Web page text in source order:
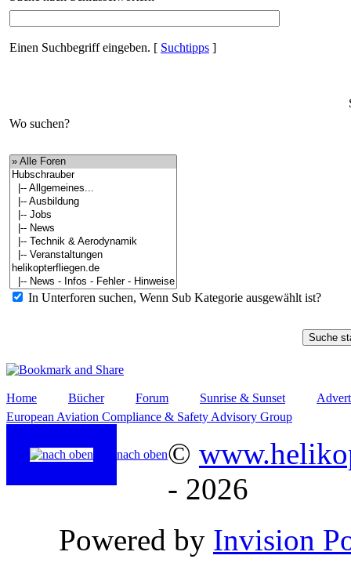
Einen Suchbegriff eingeben. [ Suchtipps ]
Wo suchen?
In Unterforen suchen, Wenn Sub Kategorie ausgewählt ist?
Home Bücher Forum Sunrise & Sunset
European Aviation Compliance & Safety Advisory Group
nach oben©
- 2026
Powered by Invision